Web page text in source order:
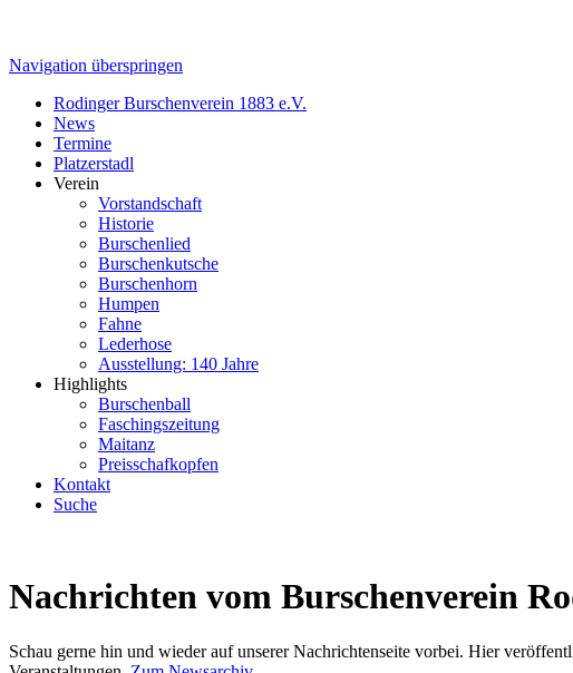
Navigation überspringen
Rodinger Burschenverein 1883 e.V.
News
Termine
Platzerstadl
Verein
Vorstandschaft
Historie
Burschenlied
Burschenkutsche
Burschenhorn
Humpen
Fahne
Lederhose
Ausstellung: 140 Jahre
Highlights
Burschenball
Faschingszeitung
Maitanz
Preisschafkopfen
Kontakt
Suche
Nachrichten vom Burschenverein
Schau gerne hin und wieder auf unserer Nachrichtenseite vorbei. Hier